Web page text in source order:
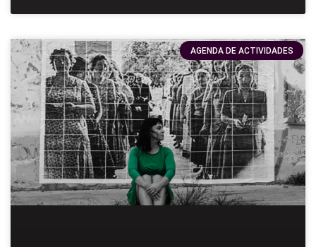
AGENDA DE ACTIVIDADES